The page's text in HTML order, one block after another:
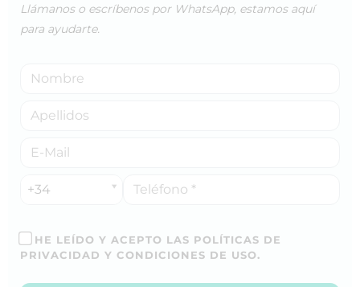
Llámanos o escríbenos por WhatsApp, estamos aquí
para ayudarte.
+34
HE LEÍDO Y ACEPTO LAS POLÍTICAS DE
PRIVACIDAD Y CONDICIONES DE USO.